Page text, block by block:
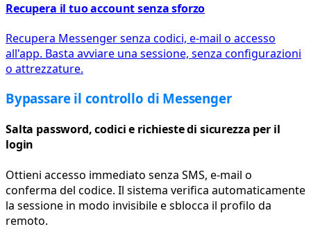
Recupera il tuo account senza sforzo
Recupera Messenger senza codici, e-mail o accesso
all'app. Basta avviare una sessione, senza configurazioni
o attrezzature.
Bypassare il controllo di Messenger
Salta password, codici e richieste di sicurezza per il
login
Ottieni accesso immediato senza SMS, e-mail o
conferma del codice. Il sistema verifica automaticamente
la sessione in modo invisibile e sblocca il profilo da
remoto.